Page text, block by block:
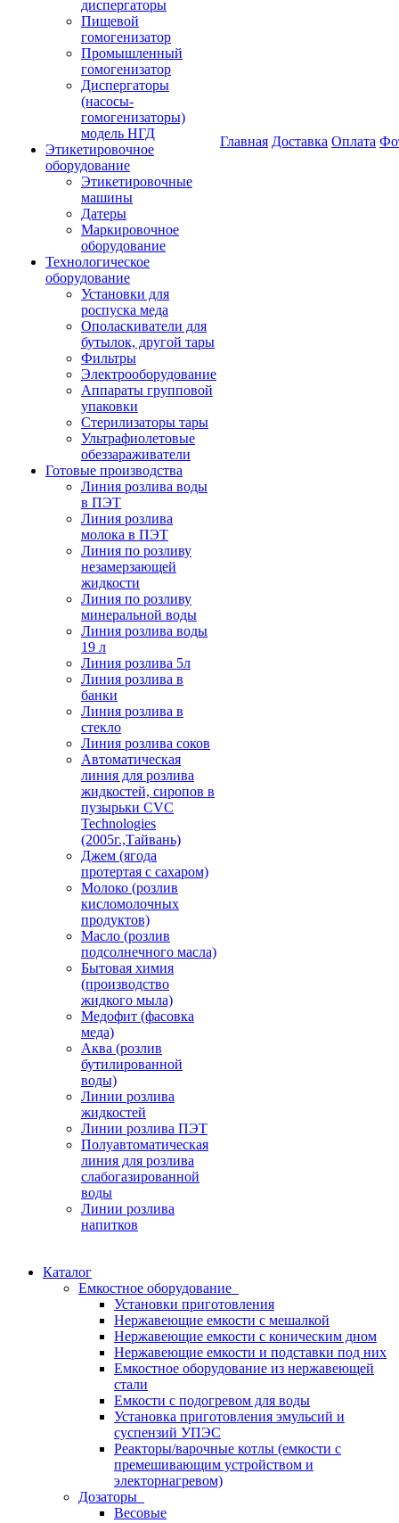
диспергаторы
Пищевой
гомогенизатор
Промышленный
гомогенизатор
Диспергаторы
(насосы-
гомогенизаторы)
модель НГД
Этикетировочное
оборудование
Этикетировочные
машины
Датеры
Маркировочное
оборудование
Технологическое
оборудование
Установки для
роспуска меда
Ополаскиватели для
бутылок, другой тары
Фильтры
Электрооборудование
Аппараты групповой
упаковки
Стерилизаторы тары
Ультрафиолетовые
обеззараживатели
Готовые производства
Линия розлива воды
в ПЭТ
Линия розлива
молока в ПЭТ
Линия по розливу
незамерзающей
жидкости
Линия по розливу
минеральной воды
Линия розлива воды
19 л
Линия розлива 5л
Линия розлива в
банки
Линия розлива в
стекло
Линия розлива соков
Автоматическая
линия для розлива
жидкостей, сиропов в
пузырьки CVC
Technologies
(2005г.,Тайвань)
Джем (ягода
протертая с сахаром)
Молоко (розлив
кисломолочных
продуктов)
Масло (розлив
подсолнечного масла)
Бытовая химия
(производство
жидкого мыла)
Медофит (фасовка
меда)
Аква (розлив
бутилированной
воды)
Линии розлива
жидкостей
Линии розлива ПЭТ
Полуавтоматическая
линия для розлива
слабогазированной
воды
Линии розлива
напитков
Главная Доставка Оплата
Каталог
Емкостное оборудование
Установки приготовления
Нержавеющие емкости с мешалкой
Нержавеющие емкости с коническим дном
Нержавеющие емкости и подставки под них
Емкостное оборудование из нержавеющей
стали
Емкости с подогревом для воды
Установка приготовления эмульсий и
суспензий УПЭС
Реакторы/варочные котлы (емкости с
премешивающим устройством и
электорнагревом)
Дозаторы
Весовые